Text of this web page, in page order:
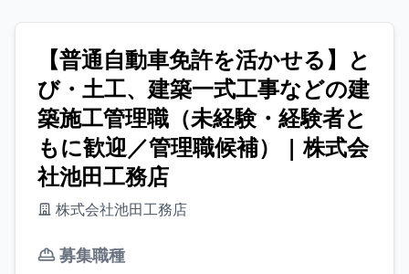
【普通自動車免許を活かせる】と
び・土工、建築一式工事などの建
築施工管理職（未経験・経験者と
もに歓迎／管理職候補） | 株式会
社池田工務店
株式会社池田工務店
募集職種